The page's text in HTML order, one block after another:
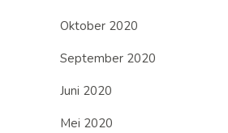
Oktober 2020
September 2020
Juni 2020
Mei 2020